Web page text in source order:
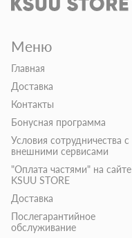
Меню
Главная
Доставка
Контакты
Бонусная программа
Условия сотрудничества с
внешними сервисами
"Оплата частями" на сайте
KSUU STORE
Доставка
Послегарантийное
обслуживание